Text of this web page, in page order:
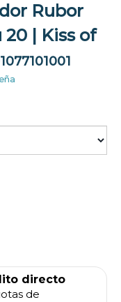
Rubor
| Kiss of
directo
de